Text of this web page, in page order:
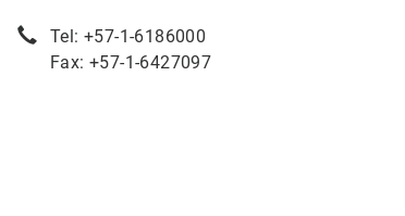
Tel: +57-1-6186000
Fax: +57-1-6427097